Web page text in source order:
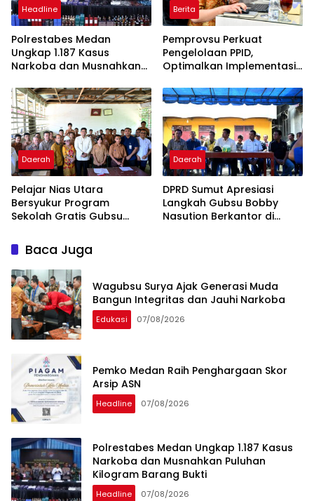
Headline
Polrestabes Medan
Ungkap 1.187 Kasus
Narkoba dan Musnahkan
Bukti
Berita
Pemprovsu Perkuat
Pengelolaan PPID,
Optimalkan Implementasi
Tahun 2026
Daerah
Pelajar Nias Utara
Bersyukur Program
Sekolah Gratis Gubsu
Beban Orang Tua
Daerah
DPRD Sumut Apresiasi
Langkah Gubsu Bobby
Nasution Berkantor di
Baca Juga
Wagubsu Surya Ajak Generasi Muda
Bangun Integritas dan Jauhi Narkoba
Edukasi 07/08/2026
Pemko Medan Raih Penghargaan Skor
Arsip ASN
Headline 07/08/2026
Polrestabes Medan Ungkap 1.187 Kasus
Narkoba dan Musnahkan Puluhan
Kilogram Barang Bukti
Headline 07/08/2026